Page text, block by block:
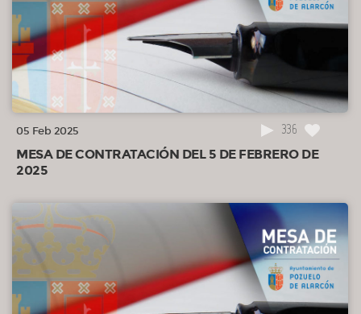
05 Feb 2025 336
MESA DE CONTRATACIÓN DEL 5 DE FEBRERO DE
2025